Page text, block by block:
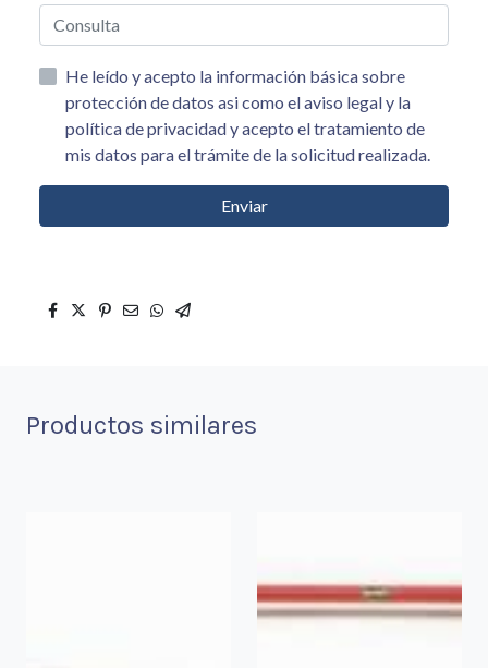
He leído y acepto la información básica sobre
protección de datos asi como el aviso legal y la
política de privacidad y acepto el tratamiento de
mis datos para el trámite de la solicitud realizada.
Enviar
Productos similares